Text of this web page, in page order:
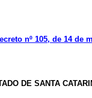
nº 105, de 14 de
DE SANTA